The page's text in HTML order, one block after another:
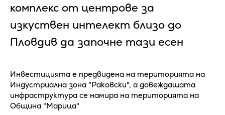
ĸoмплeĸc oт цeнтpoвe зa
изĸycтвeн интeлeĸт близo дo
Πлoвдив да зaпoчнe тaзи eceн
Инвестицията е предвидена на територията на
Индустриална зона "Раковски", а довеждащата
инфраструктура се намира на територията на
Община "Марица"